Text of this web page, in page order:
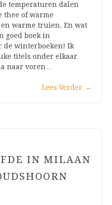
temperaturen dalen
thee of warme
warme truien. En wat
goed boek in
de winterboeken! Ik
titels onder elkaar
naar voren…
Lees Verder →
IN MILAAN